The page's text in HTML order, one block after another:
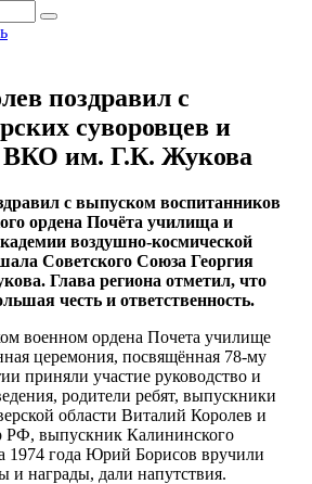
поздравил с
суворовцев и
ВКО им. Г.К. Жукова
с выпуском воспитанников
ордена Почёта училища и
воздушно‑космической
Советского Союза Георгия
Глава региона отметил, что
честь и ответственность.
военном ордена Почета училище
церемония, посвящённая 78‑му
приняли участие руководство и
родители ребят, выпускники
области Виталий Королев и
РФ, выпускник Калининского
1974 года Юрий Борисов вручили
награды, дали напутствия.